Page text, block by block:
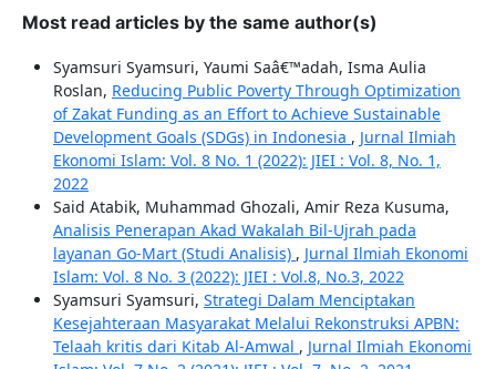
Most read articles by the same author(s)
Syamsuri Syamsuri, Yaumi Saâ€™adah, Isma Aulia
Roslan, Reducing Public Poverty Through Optimization
of Zakat Funding as an Effort to Achieve Sustainable
Development Goals (SDGs) in Indonesia , Jurnal Ilmiah
Ekonomi Islam: Vol. 8 No. 1 (2022): JIEI : Vol. 8, No. 1,
2022
Said Atabik, Muhammad Ghozali, Amir Reza Kusuma,
Analisis Penerapan Akad Wakalah Bil-Ujrah pada
layanan Go-Mart (Studi Analisis) , Jurnal Ilmiah Ekonomi
Islam: Vol. 8 No. 3 (2022): JIEI : Vol.8, No.3, 2022
Syamsuri Syamsuri, Strategi Dalam Menciptakan
Kesejahteraan Masyarakat Melalui Rekonstruksi APBN:
Telaah kritis dari Kitab Al-Amwal , Jurnal Ilmiah Ekonomi